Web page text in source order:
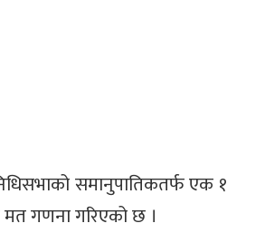
समानुपातिकतर्फ एक १
गणना गरिएको छ ।